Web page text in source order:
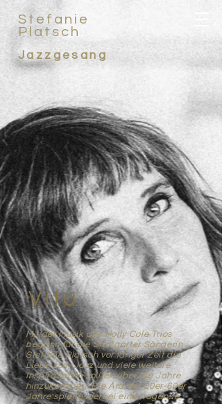
Stefanie
Platsch
Jazzgesang
Vita
Mit der Musik des Holly Cole Trios
begann für die Stuttgarter Sängerin
Stefanie Platsch vor langer Zeit die
Liebe zum Jazz und viele weitere
Inspirationen sollten über die Jahre
hinzukommen. Die Ära der 30er-60er
Jahre spielte hierbei eine tragende